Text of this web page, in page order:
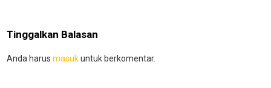
Tinggalkan Balasan
Anda harus masukuntuk berkomentar.